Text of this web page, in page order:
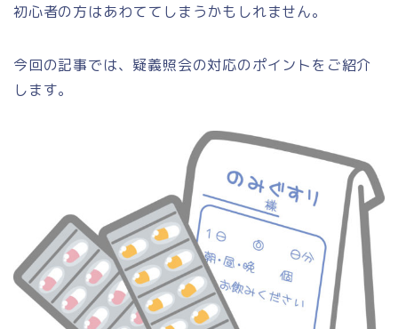
初心者の方はあわててしまうかもしれません。
今回の記事では、疑義照会の対応のポイントをご紹介
します。